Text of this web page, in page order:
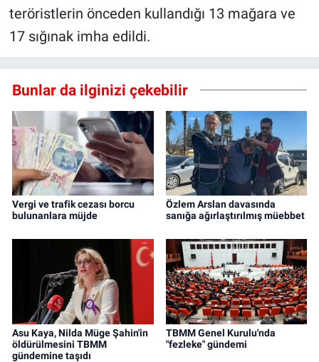
teröristlerin önceden kullandığı 13 mağara ve
17 sığınak imha edildi.
Bunlar da ilginizi çekebilir
Vergi ve trafik cezası borcu
bulunanlara müjde
Özlem Arslan davasında
sanığa ağırlaştırılmış müebbet
Asu Kaya, Nilda Müge Şahin'in
öldürülmesini TBMM
gündemine taşıdı
TBMM Genel Kurulu'nda
"fezleke" gündemi